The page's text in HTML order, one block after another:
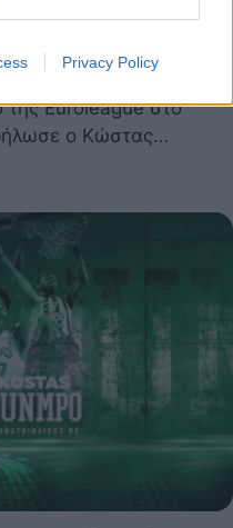
Privacy Policy
γεμάτο ΟΑΚΑ,
Euroleague στο
ο Κώστας…